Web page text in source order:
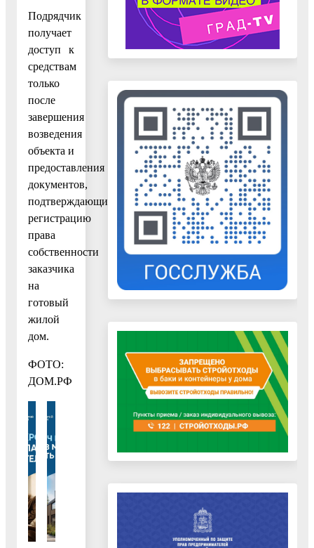
Подрядчик
получает
доступ к
средствам
только
после
завершения
возведения
объекта и
предоставления
документов,
подтверждающих
регистрацию
права
собственности
заказчика
на
готовый
жилой
дом.
ФОТО:
ДОМ.РФ